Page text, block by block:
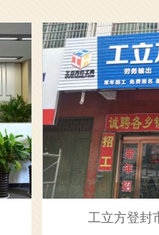
工立方登封